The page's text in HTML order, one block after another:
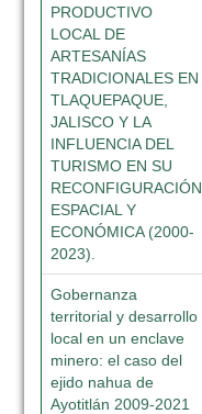
PRODUCTIVO
LOCAL DE
ARTESANÍAS
TRADICIONALES EN
TLAQUEPAQUE,
JALISCO Y LA
INFLUENCIA DEL
TURISMO EN SU
RECONFIGURACIÓN
ESPACIAL Y
ECONÓMICA (2000-
2023).
Gobernanza
territorial y desarrollo
local en un enclave
minero: el caso del
ejido nahua de
Ayotitlán 2009-2021